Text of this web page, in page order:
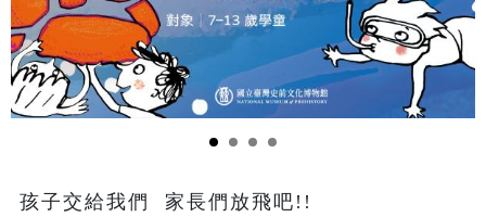
孩子交給我們  家長們放飛吧!!